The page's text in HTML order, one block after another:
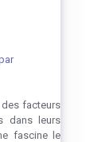
facteurs
dans leurs
fascine le